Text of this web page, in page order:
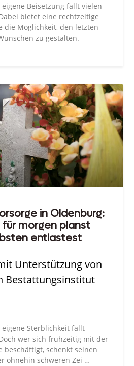
Beisetzung fällt vielen
bietet eine rechtzeitige
die Möglichkeit, den letzten
zu gestalten.
in Oldenburg:
morgen planst
entlastest
Unterstützung von
Bestattungsinstitut
eigene Sterblichkeit fällt
wer sich frühzeitig mit der
beschäftigt, schenkt seinen
ohnehin schweren Zei …